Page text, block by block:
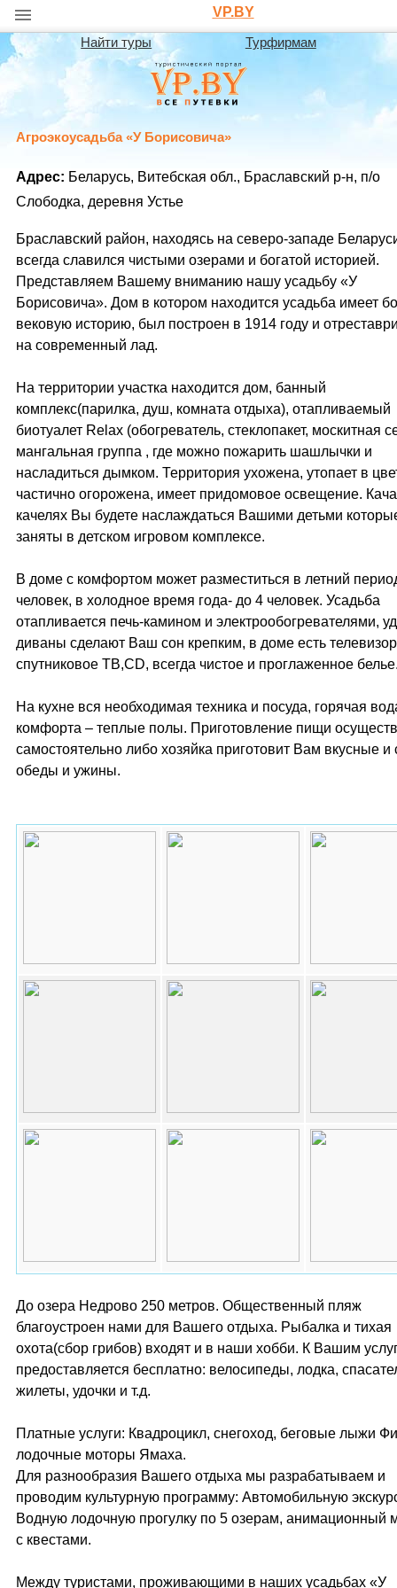
VP.BY
Найти туры Турфирмам
Агроэкоусадьба «У Борисовича»
Адрес: Беларусь, Витебская обл., Браславский р-н, п/о
Слободка, деревня Устье
Браславский район, находясь на северо-западе
всегда славился чистыми озерами и богатой историей.
Представляем Вашему вниманию нашу усадьбу «У
Борисовича». Дом в котором находится усадьба имеет
вековую историю, был построен в 1914 году и
на современный лад.
На территории участка находится дом, банный
комплекс(парилка, душ, комната отдыха), отапливаемый
биотуалет Relax (обогреватель, стеклопакет, москитная
мангальная группа , где можно пожарить шашлычки и
насладиться дымком. Территория ухожена, утопает в
частично огорожена, имеет придомовое освещение.
качелях Вы будете наслаждаться Вашими детьми
заняты в детском игровом комплексе.
В доме с комфортом может разместиться в летний
человек, в холодное время года- до 4 человек. Усадьба
отапливается печь-камином и электрообогревателями,
диваны сделают Ваш сон крепким, в доме есть
спутниковое ТВ,CD, всегда чистое и проглаженное
На кухне вся необходимая техника и посуда, горячая
комфорта – теплые полы. Приготовление пищи
самостоятельно либо хозяйка приготовит Вам вкусные
обеды и ужины.
До озера Недрово 250 метров. Общественный пляж
благоустроен нами для Вашего отдыха. Рыбалка и тихая
охота(сбор грибов) входят и в наши хобби. К Вашим
предоставляется бесплатно: велосипеды, лодка,
жилеты, удочки и т.д.
Платные услуги: Квадроцикл, снегоход, беговые лыжи
лодочные моторы Ямаха.
Для разнообразия Вашего отдыха мы разрабатываем и
проводим культурную программу: Автомобильную
Водную лодочную прогулку по 5 озерам, анимационный
с квестами.
Между туристами, проживающими в наших усадьбах «У